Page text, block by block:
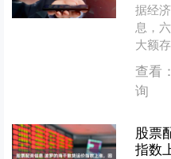
据经
息，
大额
六大
单已
查看：
询
股票
指数